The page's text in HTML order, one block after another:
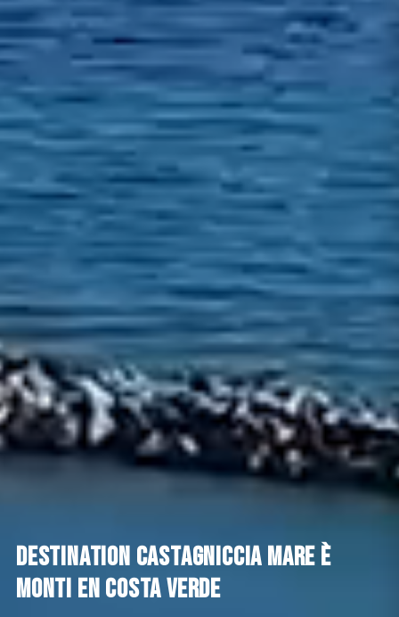
Destination Castagniccia Mare è
Monti en Costa verde